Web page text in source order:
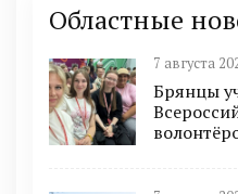
Областные
7 августа
Брянцы